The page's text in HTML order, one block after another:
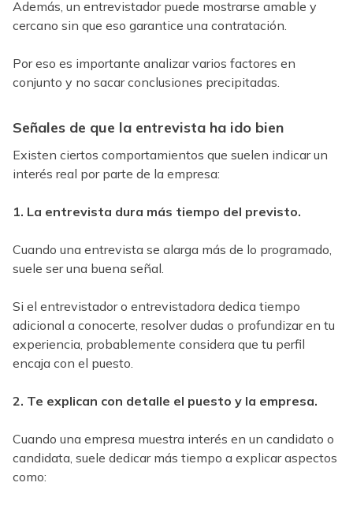
Además, un entrevistador puede mostrarse amable y
cercano sin que eso garantice una contratación.
Por eso es importante analizar varios factores en
conjunto y no sacar conclusiones precipitadas.
Señales de que la entrevista ha ido bien
Existen ciertos comportamientos que suelen indicar un
interés real por parte de la empresa:
1. La entrevista dura más tiempo del previsto.
Cuando una entrevista se alarga más de lo programado,
suele ser una buena señal.
Si el entrevistador o entrevistadora dedica tiempo
adicional a conocerte, resolver dudas o profundizar en tu
experiencia, probablemente considera que tu perfil
encaja con el puesto.
2. Te explican con detalle el puesto y la empresa.
Cuando una empresa muestra interés en un candidato o
candidata, suele dedicar más tiempo a explicar aspectos
como: